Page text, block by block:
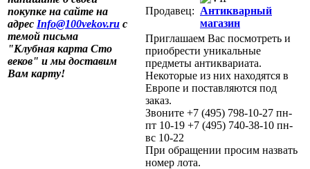
покупке на сайте на
адрес Info@100vekov.ru с
темой письма
"Клубная карта Сто
веков" и мы доставим
Вам карту!
Продавец: Антикварный
магазин
Приглашаем Вас посмотреть и
приобрести уникальные
предметы антиквариата.
Некоторые из них находятся в
Европе и поставляются под
заказ.
Звоните +7 (495) 798-10-27 пн-
пт 10-19 +7 (495) 740-38-10 пн-
вс 10-22
При обращении просим назвать
номер лота.